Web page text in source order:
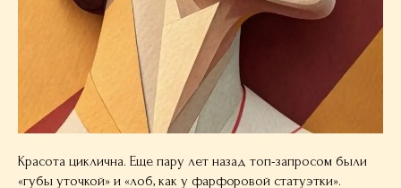
Красота циклична. Еще пару лет назад топ-запросом были
«губы уточкой» и «лоб, как у фарфоровой статуэтки».